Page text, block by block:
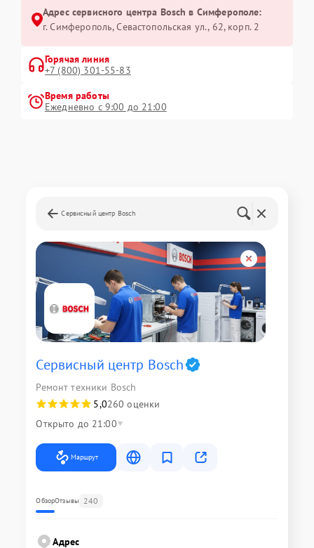
Адрес сервисного центра Bosch в Симферополе:
г. Симферополь, Севастопольская ул., 62, корп. 2
Горячая линия
+7 (800) 301-55-83
Время работы
Ежедневно с 9:00 до 21:00
Сервисный центр Bosch
Сервисный центр Bosch
Ремонт техники Bosch
5,0260 оценки
Открыто до 21:00
Маршрут
ОбзорОтзывы 240
Адрес